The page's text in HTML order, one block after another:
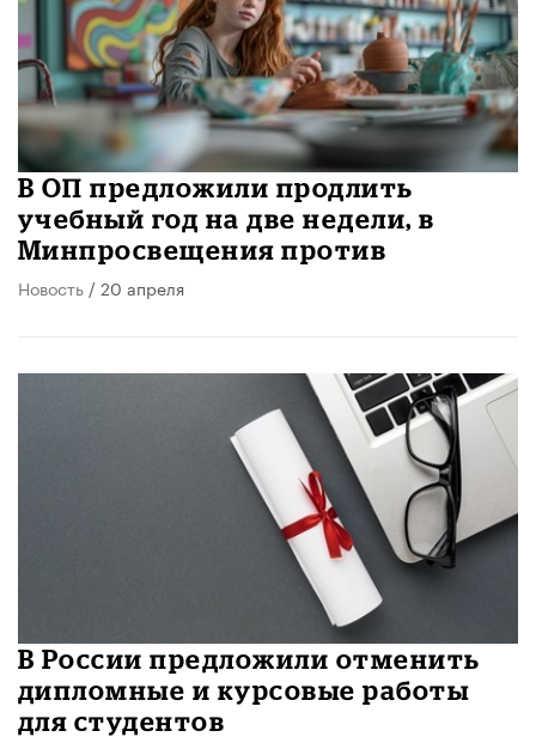
В ОП предложили продлить
учебный год на две недели, в
Минпросвещения против
Новость / 20 апреля
В России предложили отменить
дипломные и курсовые работы
для студентов